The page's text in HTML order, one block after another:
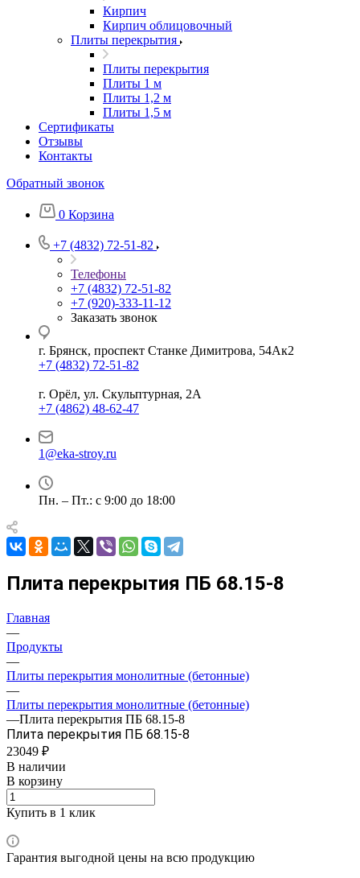
Кирпич
Кирпич облицовочный
Плиты перекрытия
Плиты перекрытия
Плиты 1 м
Плиты 1,2 м
Плиты 1,5 м
Сертификаты
Отзывы
Контакты
Обратный звонок
0 Корзина
+7 (4832) 72-51-82
Телефоны
+7 (4832) 72-51-82
+7 (920)-333-11-12
Заказать звонок
г. Брянск, проспект Станке Димитрова, 54Ак2
+7 (4832) 72-51-82
г. Орёл, ул. Скульптурная, 2А
+7 (4862) 48-62-47
1@eka-stroy.ru
Пн. – Пт.: с 9:00 до 18:00
Плита перекрытия ПБ 68.15-8
Главная
—
Продукты
—
Плиты перекрытия монолитные (бетонные)
—
Плиты перекрытия монолитные (бетонные)
—Плита перекрытия ПБ 68.15-8
Плита перекрытия ПБ 68.15-8
23049 ₽
В наличии
В корзину
Купить в 1 клик
Гарантия выгодной цены на всю продукцию